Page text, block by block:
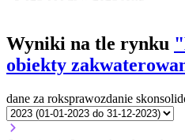
Wyniki na tle rynku
obiekty
dane za roksprawozdanie